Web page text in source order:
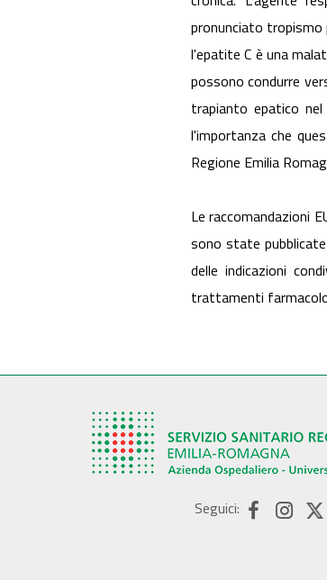
pronunciato
l'epatite C è una
possono condurre
trapianto epatico
l'importanza che
Regione Emilia
Le raccomandazioni
sono state
delle indicazioni
trattamenti
Seguici: